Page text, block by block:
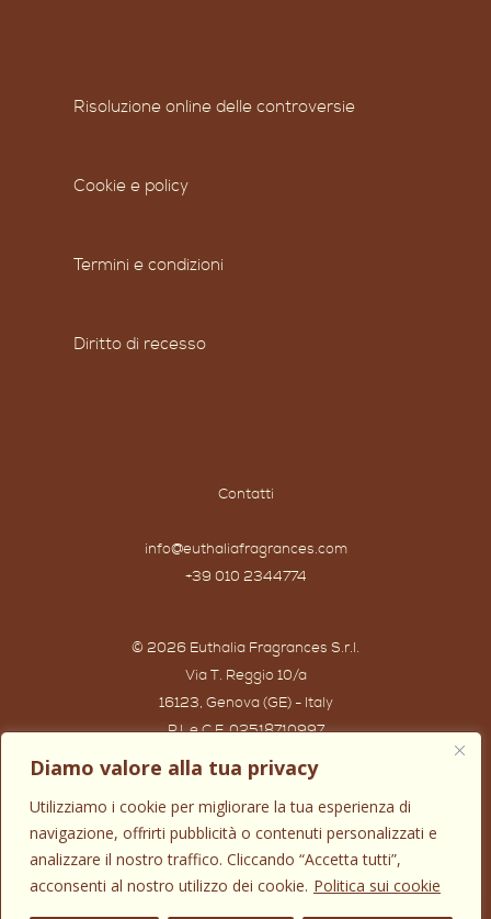
Diamo valore alla tua privacy
Utilizziamo i cookie per migliorare la tua esperienza di
navigazione, offrirti pubblicità o contenuti personalizzati e
analizzare il nostro traffico. Cliccando “Accetta tutti”,
acconsenti al nostro utilizzo dei cookie. Politica sui cookie
Risoluzione online delle controversie
Cookie e policy
Termini e condizioni
Diritto di recesso
Contatti
info@euthaliafragrances.com
+39 010 2344774
© 2026 Euthalia Fragrances S.r.l.
Via T. Reggio 10/a
16123, Genova (GE) - Italy
P.I. e C.F. 02518710997
Powered by IWG WEB AGENCY